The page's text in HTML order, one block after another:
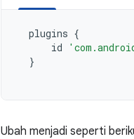
plugins {
id
}
Ubah menjadi seperti